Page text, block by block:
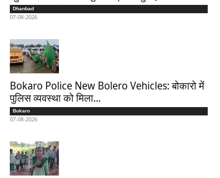
Dhanbad
07-08-2026
Bokaro Police New Bolero Vehicles: बोकारो में
पुलिस व्यवस्था को मिला...
Bokaro
07-08-2026